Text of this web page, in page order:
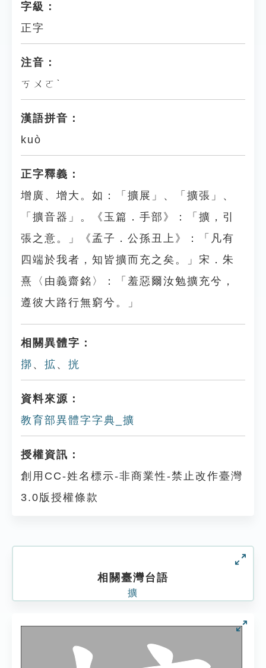
字級：
正字
注音：
ㄎㄨㄛˋ
漢語拼音：
kuò
正字釋義：
增廣、增大。如：「擴展」、「擴張」、
「擴音器」。《玉篇．手部》：「擴，引
張之意。」《孟子．公孫丑上》：「凡有
四端於我者，知皆擴而充之矣。」宋．朱
熹〈由義齋銘〉：「羞惡爾汝勉擴充兮，
遵彼大路行無窮兮。」
相關異體字：
㨯 、 拡 、 挄
資料來源：
教育部異體字字典_擴
授權資訊：
創用CC-姓名標示-非商業性-禁止改作臺灣
3.0版授權條款
相關臺灣台語
擴